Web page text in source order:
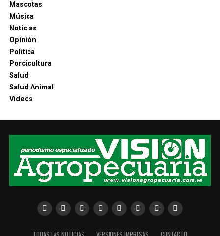
Mascotas
Música
Noticias
Opinión
Política
Porcicultura
Salud
Salud Animal
Videos